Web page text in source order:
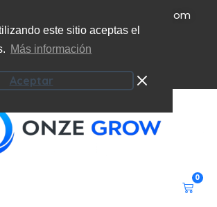
este sitio aceptas el
Más información
Aceptar
info@onzeecoaching.com
virtual Mi cuenta
0